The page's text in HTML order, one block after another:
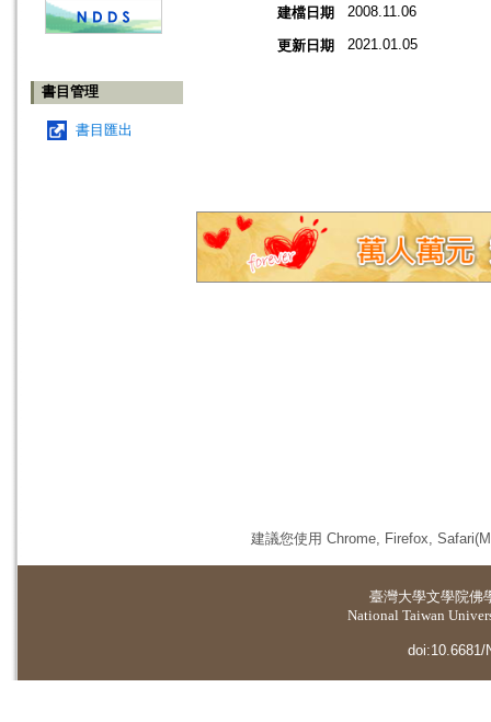
書目管理
書目匯出
建檔日期 2008.11.06
更新日期 2021.01.05
建議您使用 Chrome, Firefox,
臺灣大學文學院佛
National Taiwan
doi:10.6681/